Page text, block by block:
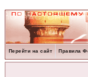
Перейти на сайт Правила